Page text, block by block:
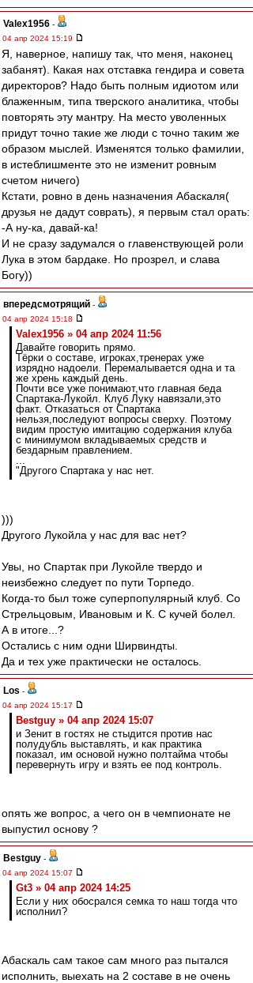
Valex1956 -
04 апр 2024 15:19
Я, наверное, напишу так, что меня, наконец
забанят). Какая нах отставка гендира и совета
директоров? Надо быть полным идиотом или
блаженным, типа тверского аналитика, чтобы
повторять эту мантру. На место уволенных
придут точно такие же люди с точно таким же
образом мыслей. Изменятся только фамилии,
в истеблишменте это не изменит ровным
счетом ничего)
Кстати, ровно в день назначения Абаскаля(
друзья не дадут соврать), я первым стал орать:
-А ну-ка, давай-ка!
И не сразу задумался о главенствующей роли
Лука в этом бардаке. Но прозрел, и слава
Богу))
впередсмотрящий -
04 апр 2024 15:18
Valex1956 » 04 апр 2024 11:56
Давайте говорить прямо.
Тёрки о составе, игроках,тренерах уже
изрядно надоели. Перемалывается одна и та
же хрень каждый день.
Почти все уже понимают,что главная беда
Спартака-Лукойл. Клуб Луку навязали,это
факт. Отказаться от Спартака
нельзя,последуют вопросы сверху. Поэтому
видим простую имитацию содержания клуба
с минимумом вкладываемых средств и
бездарным правлением.
...
"Другого Спартака у нас нет.
)))
Другого Лукойла у нас для вас нет?
Увы, но Спартак при Лукойле твердо и
неизбежно следует по пути Торпедо.
Когда-то был тоже суперпопулярный клуб. Со
Стрельцовым, Ивановым и К. С кучей болел.
А в итоге...?
Остались с ним одни Ширвиндты.
Да и тех уже практически не осталось.
Los -
04 апр 2024 15:17
Bestguy » 04 апр 2024 15:07
и Зенит в гостях не стыдится против нас
полудубль выставлять, и как практика
показал, им основой нужно полтайма чтобы
перевернуть игру и взять ее под контроль.
опять же вопрос, а чего он в чемпионате не
выпустил основу ?
Bestguy -
04 апр 2024 15:07
Gt3 » 04 апр 2024 14:25
Если у них обосрался семка то наш тогда что
исполнил?
Абаскаль сам такое сам много раз пытался
исполнить, выехать на 2 составе в не очень